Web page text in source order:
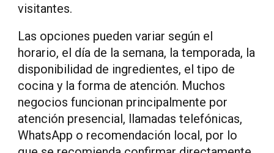
visitantes.
Las opciones pueden variar según el
horario, el día de la semana, la temporada, la
disponibilidad de ingredientes, el tipo de
cocina y la forma de atención. Muchos
negocios funcionan principalmente por
atención presencial, llamadas telefónicas,
WhatsApp o recomendación local, por lo